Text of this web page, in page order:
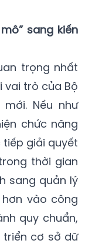
sang kiến
trọng nhất
vai trò của Bộ
Nếu như
chức năng
giải quyết
thời gian
sang quản lý
vào công
quy chuẩn,
triển cơ sở dữ